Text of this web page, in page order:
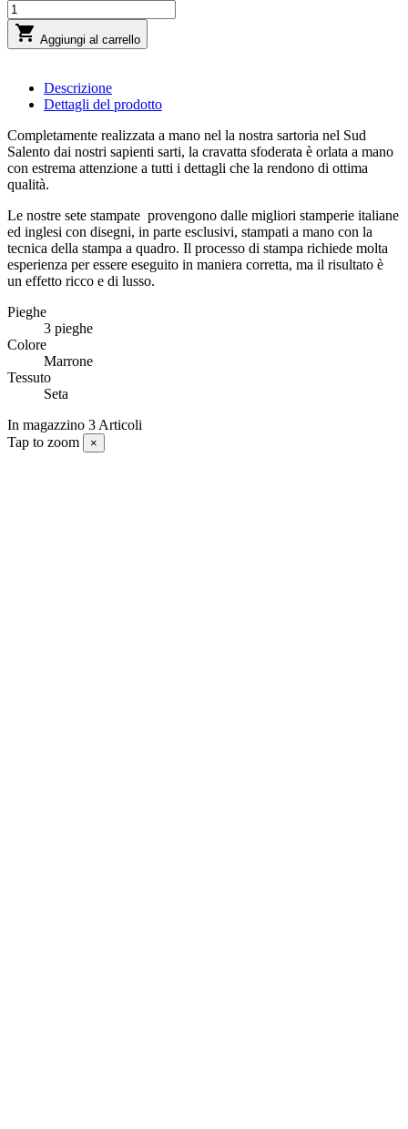
 Aggiungi al carrello
Descrizione
Dettagli del prodotto
Completamente realizzata a mano nel la nostra sartoria nel Sud
Salento dai nostri sapienti sarti, la cravatta sfoderata è orlata a mano
con estrema attenzione a tutti i dettagli che la rendono di ottima
qualità.
Le nostre sete stampate provengono dalle migliori stamperie italiane
ed inglesi con disegni, in parte esclusivi, stampati a mano con la
tecnica della stampa a quadro. Il processo di stampa richiede molta
esperienza per essere eseguito in maniera corretta, ma il risultato è
un effetto ricco e di lusso.
Pieghe
3 pieghe
Colore
Marrone
Tessuto
Seta
In magazzino 3 Articoli
Tap to zoom
×